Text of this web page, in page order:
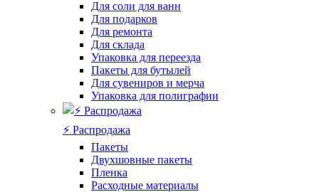
Для соли для ванн
Для подарков
Для ремонта
Для склада
Упаковка для переезда
Пакеты для бутылей
Для сувениров и мерча
Упаковка для полиграфии
⚡️ Распродажа
Пакеты
Двухшовные пакеты
Пленка
Расходные материалы